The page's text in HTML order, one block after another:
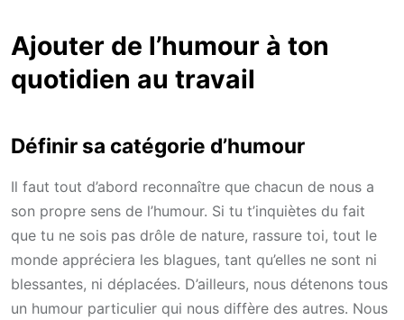
Ajouter de l’humour à ton
quotidien au travail
Définir sa catégorie d’humour
Il faut tout d’abord reconnaître que chacun de nous a
son propre sens de l’humour. Si tu t’inquiètes du fait
que tu ne sois pas drôle de nature, rassure toi, tout le
monde appréciera les blagues, tant qu’elles ne sont ni
blessantes, ni déplacées. D’ailleurs, nous détenons tous
un humour particulier qui nous diffère des autres. Nous